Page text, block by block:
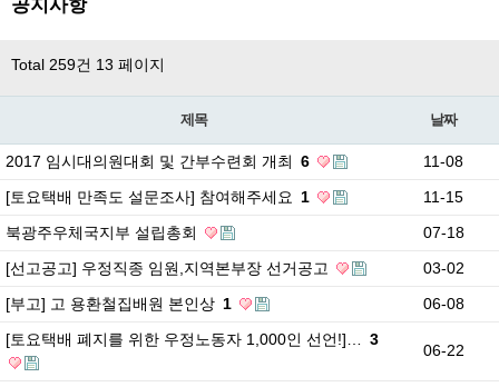
공지사항
Total 259건 13 페이지
제목 날짜
2017 임시대의원대회 및 간부수련회 개최 6
11-08
[토요택배 만족도 설문조사] 참여해주세요
1
11-15
북광주우체국지부 설립총회
07-18
[선고공고] 우정직종 임원,지역본부장 선거공고
03-02
[부고] 고 용환철집배원 본인상 1
06-08
[토요택배 폐지를 위한 우정노동자 1,000인 선언!]…
3
06-22